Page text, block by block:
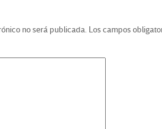
no será publicada. Los campos